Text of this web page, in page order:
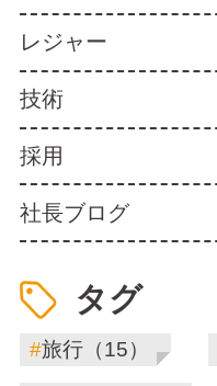
レジャー
技術
採用
社長ブログ
タグ
#旅行（15）